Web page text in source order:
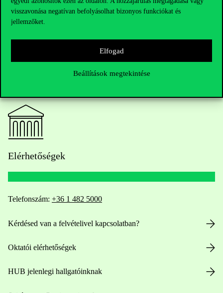
visszavonása negatívan befolyásolhat bizonyos funkciókat és
jellemzőket.
Elfogad
Beállítások megtekintése
Elérhetőségek
Telefonszám: +36 1 482 5000
Kérdésed van a felvételivel kapcsolatban?
Oktatói elérhetőségek
HUB jelenlegi hallgatóinknak